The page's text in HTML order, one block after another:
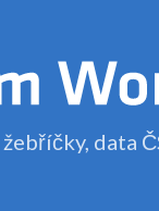
data